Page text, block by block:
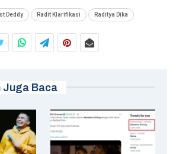
Deddy Radit Klarifikasi Raditya Dika
Juga Baca